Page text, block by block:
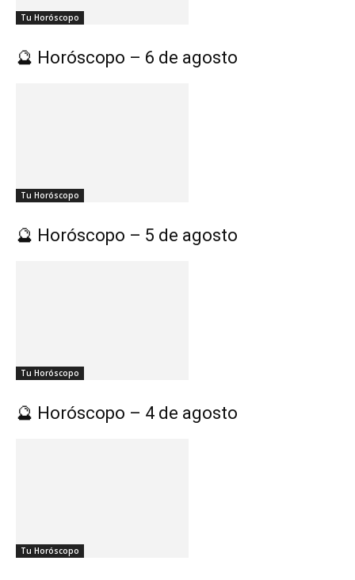
Tu Horóscopo
🔮 Horóscopo – 6 de agosto
Tu Horóscopo
🔮 Horóscopo – 5 de agosto
Tu Horóscopo
🔮 Horóscopo – 4 de agosto
Tu Horóscopo